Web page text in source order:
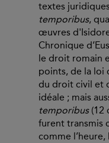
textes
temporibus,
œuvres
Chronique
le droit romain
points, de la loi
du droit civil et
idéale ; mais
temporibus(12
furent transmis
comme l’heure,